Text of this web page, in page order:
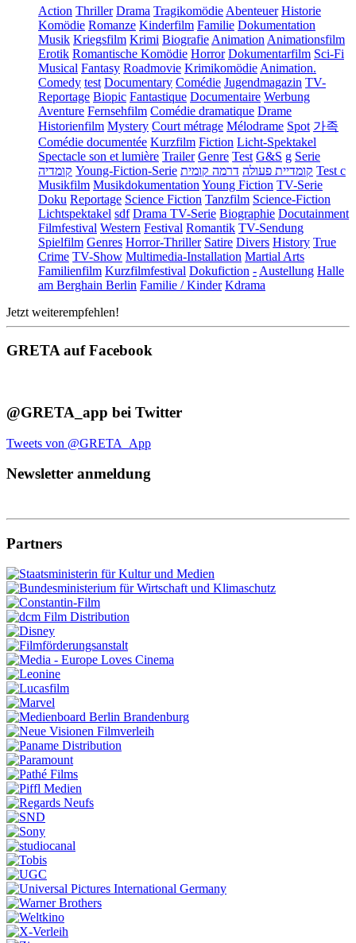
Action Thriller Drama Tragikomödie Abenteuer Historie
Komödie Romanze Kinderfilm Familie Dokumentation
Musik Kriegsfilm Krimi Biografie Animation Animationsfilm
Erotik Romantische Komödie Horror Dokumentarfilm Sci-Fi
Musical Fantasy Roadmovie Krimikomödie Animation.
Comedy test Documentary Comédie Jugendmagazin TV-
Reportage Biopic Fantastique Documentaire Werbung
Aventure Fernsehfilm Comédie dramatique Drame
Historienfilm Mystery Court métrage Mélodrame Spot 가족
Comédie documentée Kurzfilm Fiction Licht-Spektakel
Spectacle son et lumière Trailer Genre Test G&S g Serie
קומדיה Young-Fiction-Serie קומדיית פעולה דרמה קומית
Test c
Musikfilm Musikdokumentation Young Fiction TV-Serie
Doku Reportage Science Fiction Tanzfilm Science-Fiction
Lichtspektakel sdf Drama TV-Serie Biographie Docutainment
Filmfestival Western Festival Romantik TV-Sendung
Spielfilm Genres Horror-Thriller Satire Divers History True
Crime TV-Show Multimedia-Installation Martial Arts
Familienfilm Kurzfilmfestival Dokufiction - Austellung Halle
am Berghain Berlin Familie / Kinder Kdrama
Jetzt weiterempfehlen!
GRETA auf Facebook
@GRETA_app bei Twitter
Tweets von @GRETA_App
Newsletter anmeldung
Partners